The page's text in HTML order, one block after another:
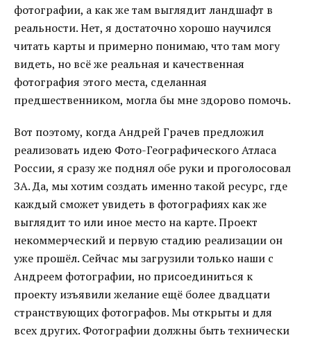
фотографии, а как же там выглядит ландшафт в
реальности. Нет, я достаточно хорошо научился
читать карты и примерно понимаю, что там могу
видеть, но всё же реальная и качественная
фотография этого места, сделанная
предшественником, могла бы мне здорово помочь.
Вот поэтому, когда Андрей Грачев предложил
реализовать идею Фото-Географического Атласа
России, я сразу же поднял обе руки и проголосовал
ЗА. Да, мы хотим создать именно такой ресурс, где
каждый сможет увидеть в фотографиях как же
выглядит то или иное место на карте. Проект
некоммерческий и первую стадию реализации он
уже прошёл. Сейчас мы загрузили только наши с
Андреем фотографии, но присоединиться к
проекту изъявили желание ещё более двадцати
странствующих фотографов. Мы открыты и для
всех других. Фотографии должны быть технически